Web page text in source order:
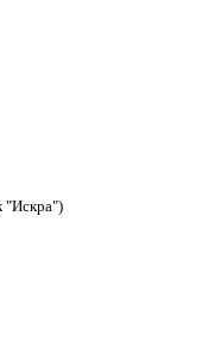
"Искра")